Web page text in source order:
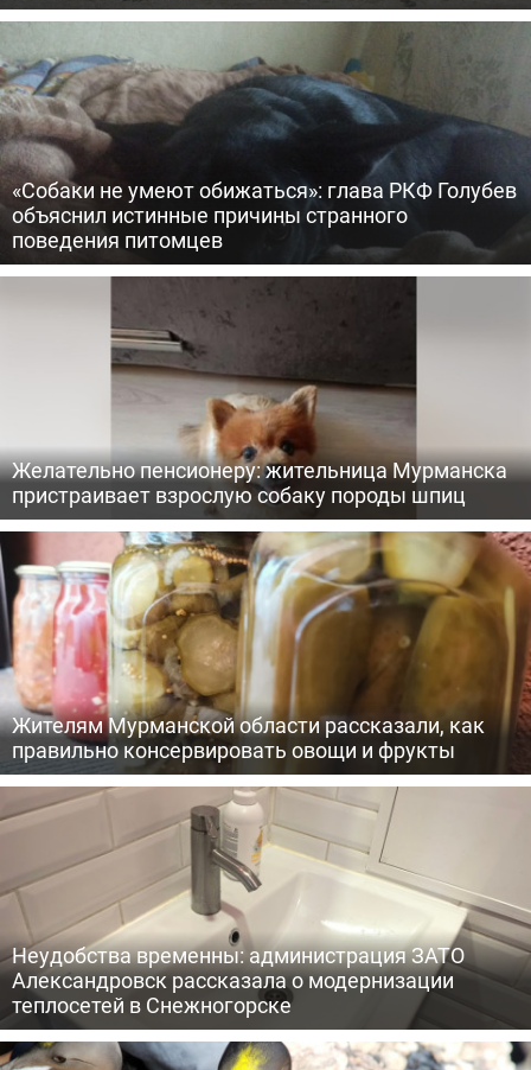
«Собаки не умеют обижаться»: глава РКФ Голубев
объяснил истинные причины странного
поведения питомцев
Желательно пенсионеру: жительница Мурманска
пристраивает взрослую собаку породы шпиц
Жителям Мурманской области рассказали, как
правильно консервировать овощи и фрукты
Неудобства временны: администрация ЗАТО
Александровск рассказала о модернизации
теплосетей в Снежногорске